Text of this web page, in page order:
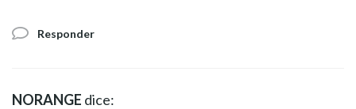
Responder
NORANGE dice: